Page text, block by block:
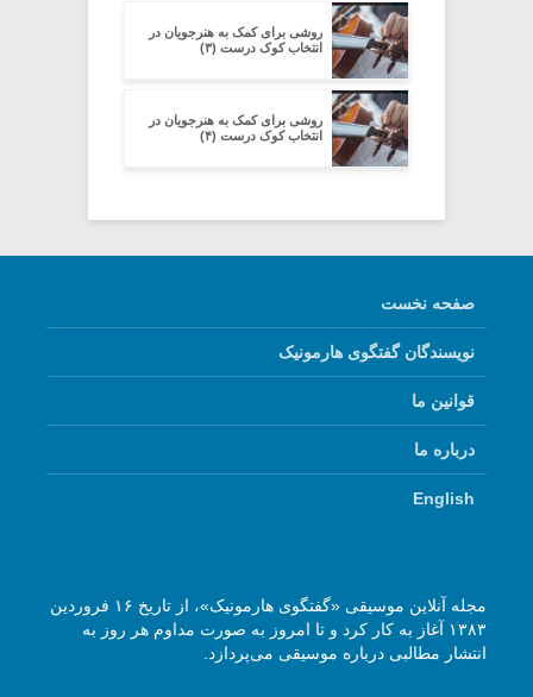
روشی برای کمک به هنرجویان در
انتخاب کوک درست (۳)
روشی برای کمک به هنرجویان در
انتخاب کوک درست (۴)
صفحه نخست
نویسندگان گفتگوی هارمونیک
قوانین ما
درباره ما
English
مجله آنلاین موسیقی «گفتگوی هارمونیک»، از تاریخ ۱۶ فروردین
۱۳۸۳ آغاز به کار کرد و تا امروز به صورت مداوم هر روز به
انتشار مطالبی درباره موسیقی می‌پردازد.